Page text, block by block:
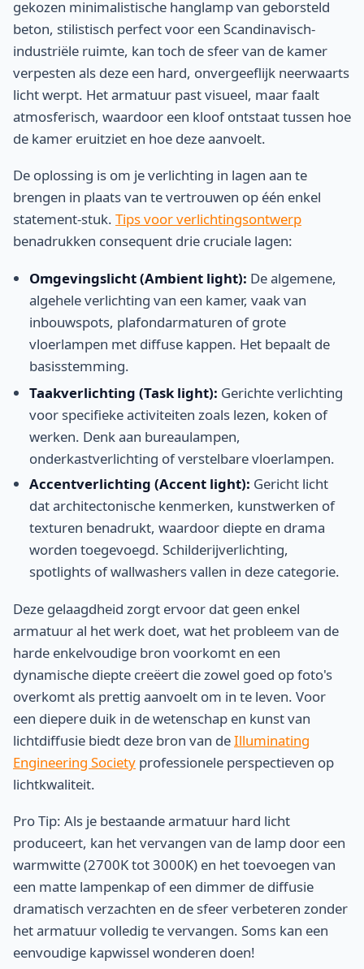
gekozen minimalistische hanglamp van geborsteld
beton, stilistisch perfect voor een Scandinavisch-
industriële ruimte, kan toch de sfeer van de kamer
verpesten als deze een hard, onvergeeflijk neerwaarts
licht werpt. Het armatuur past visueel, maar faalt
atmosferisch, waardoor een kloof ontstaat tussen hoe
de kamer eruitziet en hoe deze aanvoelt.
De oplossing is om je verlichting in lagen aan te
brengen in plaats van te vertrouwen op één enkel
statement-stuk. Tips voor verlichtingsontwerp
benadrukken consequent drie cruciale lagen:
Omgevingslicht (Ambient light): De algemene,
algehele verlichting van een kamer, vaak van
inbouwspots, plafondarmaturen of grote
vloerlampen met diffuse kappen. Het bepaalt de
basisstemming.
Taakverlichting (Task light): Gerichte verlichting
voor specifieke activiteiten zoals lezen, koken of
werken. Denk aan bureaulampen,
onderkastverlichting of verstelbare vloerlampen.
Accentverlichting (Accent light): Gericht licht
dat architectonische kenmerken, kunstwerken of
texturen benadrukt, waardoor diepte en drama
worden toegevoegd. Schilderijverlichting,
spotlights of wallwashers vallen in deze categorie.
Deze gelaagdheid zorgt ervoor dat geen enkel
armatuur al het werk doet, wat het probleem van de
harde enkelvoudige bron voorkomt en een
dynamische diepte creëert die zowel goed op foto's
overkomt als prettig aanvoelt om in te leven. Voor
een diepere duik in de wetenschap en kunst van
lichtdiffusie biedt deze bron van deIlluminating
Engineering Society professionele perspectieven op
lichtkwaliteit.
Pro Tip: Als je bestaande armatuur hard licht
produceert, kan het vervangen van de lamp door een
warmwitte (2700K tot 3000K) en het toevoegen van
een matte lampenkap of een dimmer de diffusie
dramatisch verzachten en de sfeer verbeteren zonder
het armatuur volledig te vervangen. Soms kan een
eenvoudige kapwissel wonderen doen!